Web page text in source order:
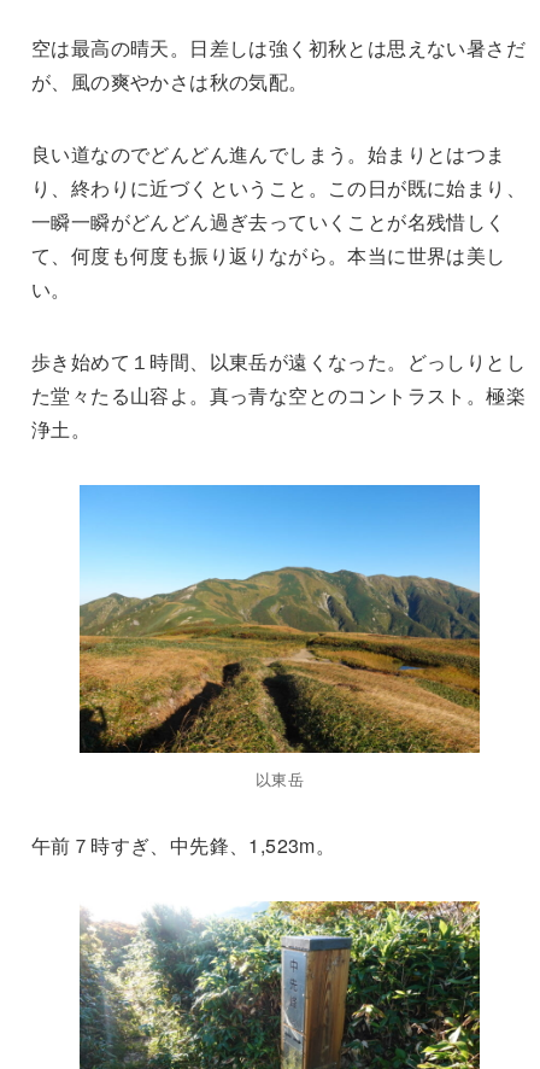
空は最高の晴天。日差しは強く初秋とは思えない暑さだ
が、風の爽やかさは秋の気配。
良い道なのでどんどん進んでしまう。始まりとはつま
り、終わりに近づくということ。この日が既に始まり、
一瞬一瞬がどんどん過ぎ去っていくことが名残惜しく
て、何度も何度も振り返りながら。本当に世界は美し
い。
歩き始めて１時間、以東岳が遠くなった。どっしりとし
た堂々たる山容よ。真っ青な空とのコントラスト。極楽
浄土。
以東岳
午前７時すぎ、中先鋒、1,523m。